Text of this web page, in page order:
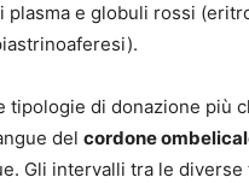
plasma e globuli rossi
tipologie di donazione più
del cordone
Gli intervalli tra le